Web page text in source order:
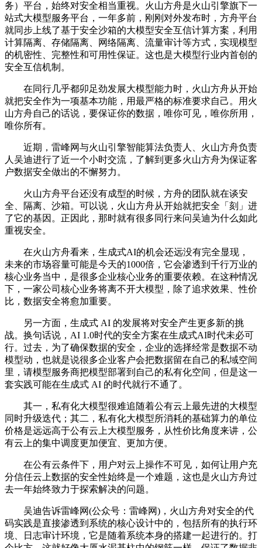
务）平台，始终对安全相当重视。火山方舟是火山引擎旗下一
站式大模型服务平台，一年多前，刚刚对外发布时，方舟平台
就同步上线了基于安全沙箱的大模型安全互信计算方案，利用
计算隔离、存储隔离、网络隔离、流量审计等方式，实现模型
的机密性、完整性和可用性保证。这也是大模型行业内首创的
安全互信机制。
在同行几乎都卯足劲发展大模型能力时，火山方舟从开始
就把安全作为一项基本功能，用最严格的标准要求自己。用火
山方舟自己的话说，要保证你的数据，唯你可见，唯你所用，
唯你所有。
近期，雷峰网与火山引擎智能算法负责人、火山方舟负责
人吴迪进行了近一个小时交流，了解到更多火山方舟为保证客
户数据安全做出的不懈努力。
火山方舟平台还没有成型的时候，方舟的团队就在谈安
全、隔离、沙箱。可以说，火山方舟从开始就把安全「刻」进
了它的基因。正因此，那时就有很多同行来问吴迪为什么如此
重视安全。
在火山方舟看来，生成式AI的机会还远没有完全显现，
未来的市场容量可能是今天的1000倍，它会渗透到千行万业的
核心业务当中，是很多企业核心业务的重要依赖。在这种情况
下，一家公司核心业务将离不开大模型，除了追求效果、性价
比，数据安全将愈加重要。
另一方面，生成式 AI 的发展将对安全产生更多新的挑
战。换句话说，AI 1.0时代的安全方案在生成式AI时代未必可
行。过去，为了确保数据的安全，企业的选择经常是数据不动
模型动，也就是说很多企业客户会把数据留在自己的私域空间
里，请模型服务商把模型部署到自己的私有化空间，但是这一
套实践可能在生成式 AI 的时代就行不通了。
其一，私有化大模型很难追随着公有云上最先进的大模型
同时升级迭代；其二，私有化大模型所消耗的基础算力的单位
价格是远远高于公有云上大模型服务，从性价比角度来讲，公
有云上的集中调度更加便宜、更加方便。
在公有云条件下，用户对云上操作不可见，如何让用户充
分信任云上数据的安全性始终是一个难题，这也是火山方舟过
去一年始终致力于探索解决的问题。
吴迪告诉雷峰网(公众号：雷峰网)，火山方舟对安全的代
码实践是直接渗透到系统的核心设计中的，包括所有的执行环
境、日志审计环境，它是随着系统本身的搭建一起进行的。打